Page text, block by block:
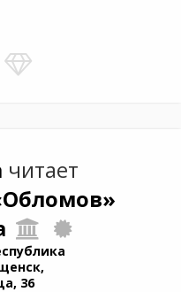
читает
36